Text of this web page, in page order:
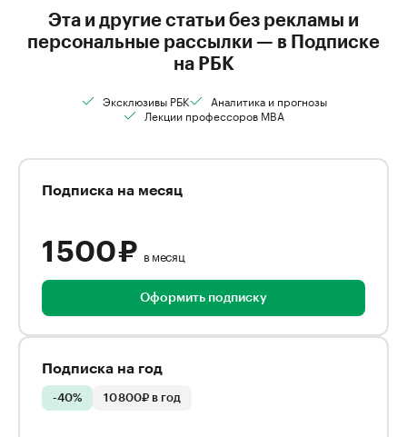
Эта и другие статьи без рекламы и
персональные рассылки — в Подписке
на РБК
Эксклюзивы РБК
Аналитика и прогнозы
Лекции профессоров MBA
Подписка на месяц
1 500 ₽ в месяц
Оформить подписку
Подписка на год
-40% 10 800₽ в год